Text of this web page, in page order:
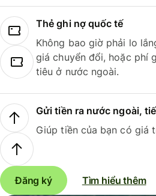
Thẻ ghi nợ quốc tế
Không bao giờ phải lo
giá chuyển đổi, hoặc phí
tiêu ở nước ngoài.
Gửi tiền ra nước ngoài,
Giúp tiền của bạn có giá
Đăng ký Tìm hiểu thêm